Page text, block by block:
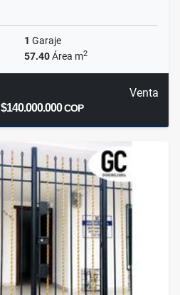
1 Garaje
57.40Área m2
Venta
$140.000.000COP